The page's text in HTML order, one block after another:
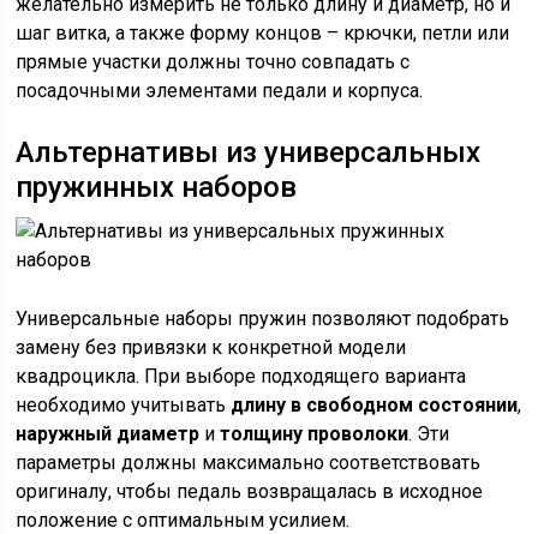
шаг витка, а также форму концов – крючки, петли или
прямые участки должны точно совпадать с
посадочными элементами педали и корпуса.
Альтернативы из универсальных
пружинных наборов
Универсальные наборы пружин позволяют подобрать
замену без привязки к конкретной модели
квадроцикла. При выборе подходящего варианта
необходимо учитывать длину в свободном состоянии,
наружный диаметр итолщину проволоки. Эти
параметры должны максимально соответствовать
оригиналу, чтобы педаль возвращалась в исходное
положение с оптимальным усилием.